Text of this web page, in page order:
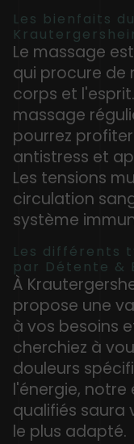
Les bienfaits
Le massage
qui procure de
corps et
massage
pourrez
antistress et
Les tensions
circulation
système
Les différents
par Détente &
À
propose une
à vos besoins
cherchiez à
douleurs
l'énergie, notre
qualifiés saura
le plus adapté.